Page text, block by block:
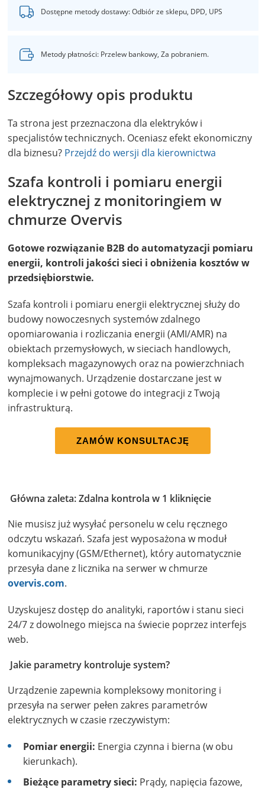
Dostępne metody dostawy: Odbiór ze sklepu, DPD, UPS
Metody płatności: Przelew bankowy, Za pobraniem.
Szczegółowy opis produktu
Ta strona jest przeznaczona dla elektryków i
specjalistów technicznych. Oceniasz efekt ekonomiczny
dla biznesu? Przejdź do wersji dla kierownictwa
Szafa kontroli i pomiaru energii
elektrycznej z monitoringiem w
chmurze Overvis
Gotowe rozwiązanie B2B do automatyzacji pomiaru
energii, kontroli jakości sieci i obniżenia kosztów w
przedsiębiorstwie.
Szafa kontroli i pomiaru energii elektrycznej służy do
budowy nowoczesnych systemów zdalnego
opomiarowania i rozliczania energii (AMI/AMR) na
obiektach przemysłowych, w sieciach handlowych,
kompleksach magazynowych oraz na powierzchniach
wynajmowanych. Urządzenie dostarczane jest w
komplecie i w pełni gotowe do integracji z Twoją
infrastrukturą.
ZAMÓW KONSULTACJĘ
Główna zaleta: Zdalna kontrola w 1 kliknięcie
Nie musisz już wysyłać personelu w celu ręcznego
odczytu wskazań. Szafa jest wyposażona w moduł
komunikacyjny (GSM/Ethernet), który automatycznie
przesyła dane z licznika na serwer w chmurze
overvis.com.
Uzyskujesz dostęp do analityki, raportów i stanu sieci
24/7 z dowolnego miejsca na świecie poprzez interfejs
web.
Jakie parametry kontroluje system?
Urządzenie zapewnia kompleksowy monitoring i
przesyła na serwer pełen zakres parametrów
elektrycznych w czasie rzeczywistym:
Pomiar energii: Energia czynna i bierna (w obu
kierunkach).
Bieżące parametry sieci: Prądy, napięcia fazowe,